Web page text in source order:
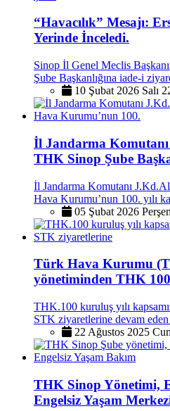
“Havacılık” Mesajı:
Yerinde İnceledi.
Sinop İl Genel Meclis
Şube Başkanlığına iade-i
10 Şubat 2026 Salı
İl Jandarma Komutanı
THK Sinop Şube
İl Jandarma Komutanı
Hava Kurumu’nun 100. yılı
05 Şubat 2026
Türk Hava Kurumu
yönetiminden THK
THK.100 kuruluş yılı
STK ziyaretlerine devam
22 Ağustos 2025
THK Sinop Yönetimi,
Engelsiz Yaşam